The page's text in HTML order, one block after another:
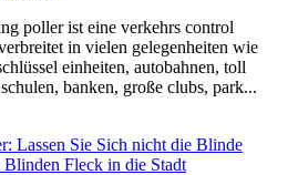
poller ist eine verkehrs control
in vielen gelegenheiten wie
einheiten, autobahnen, toll
banken, große clubs, park...
Lassen Sie Sich nicht die Blinde
Blinden Fleck in die Stadt